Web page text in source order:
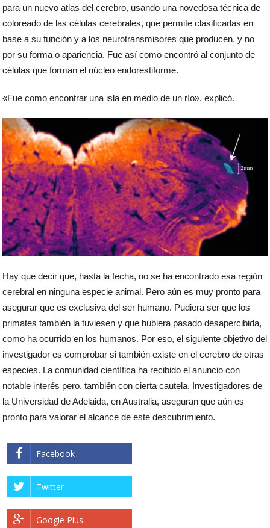
para un nuevo atlas del cerebro, usando una novedosa técnica de
coloreado de las células cerebrales, que permite clasificarlas en
base a su función y a los neurotransmisores que producen, y no
por su forma o apariencia. Fue así como encontró al conjunto de
células que forman el núcleo endorestiforme.
«Fue como encontrar una isla en medio de un río», explicó.
Hay que decir que, hasta la fecha, no se ha encontrado esa región
cerebral en ninguna especie animal. Pero aún es muy pronto para
asegurar que es exclusiva del ser humano. Pudiera ser que los
primates también la tuviesen y que hubiera pasado desapercibida,
como ha ocurrido en los humanos. Por eso, el siguiente objetivo del
investigador es comprobar si también existe en el cerebro de otras
especies. La comunidad científica ha recibido el anuncio con
notable interés pero, también con cierta cautela. Investigadores de
la Universidad de Adelaida, en Australia, aseguran que aún es
pronto para valorar el alcance de este descubrimiento.
Facebook
Twitter
Google Plus